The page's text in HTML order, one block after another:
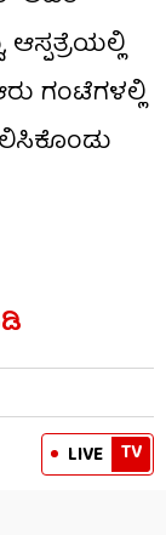
ಗಂಟೆಗಳಲ್ಲಿ
LIVE TV